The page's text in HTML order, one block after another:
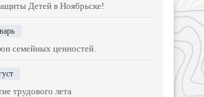
Детей в Ноябрьске!
семейных ценностей.
трудового лета